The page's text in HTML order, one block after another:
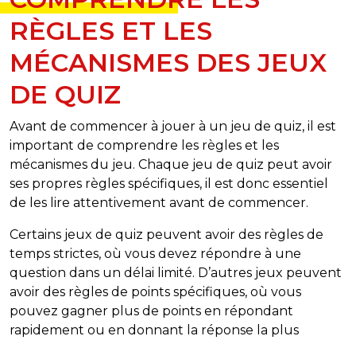
RÈGLES ET LES
MÉCANISMES DES JEUX
DE QUIZ
Avant de commencer à jouer à un jeu de quiz, il est
important de comprendre les règles et les
mécanismes du jeu. Chaque jeu de quiz peut avoir
ses propres règles spécifiques, il est donc essentiel
de les lire attentivement avant de commencer.
Certains jeux de quiz peuvent avoir des règles de
temps strictes, où vous devez répondre à une
question dans un délai limité. D’autres jeux peuvent
avoir des règles de points spécifiques, où vous
pouvez gagner plus de points en répondant
rapidement ou en donnant la réponse la plus